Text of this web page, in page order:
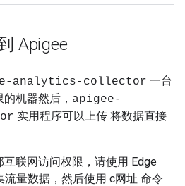
Apigee
analytics-collector 一台
机器然后， apigee-
实用程序可以上传 将数据直接
联网访问权限，请使用 Edge
流量数据，然后使用 c网址 命令